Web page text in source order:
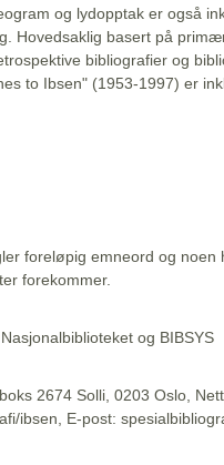
og lydopptak er også
Hovedsaklig basert på
bibliografier og
to Ibsen" (1953-1997) er
foreløpig emneord og noen
forekommer.
og BIBSYS
2674 Solli, 0203 Oslo,
ibsen, E-post: